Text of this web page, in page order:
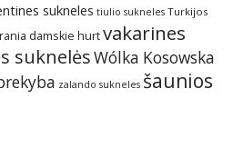
sukneles tiulio sukneles Turkijos
damskie hurtvakarines
suknelėsWólka Kosowska
zalando sukneles šaunios